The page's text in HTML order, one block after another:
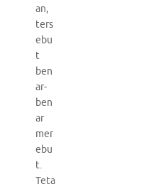
an,
ters
ebu
t
ben
ar-
ben
ar
mer
ebu
t.
Teta